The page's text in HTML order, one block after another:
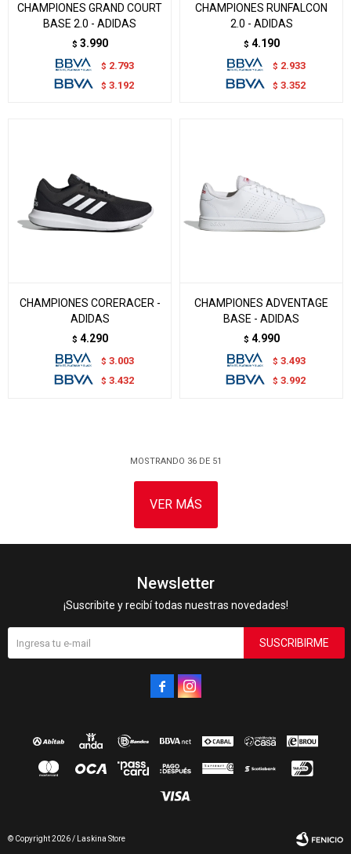
CHAMPIONES GRAND COURT
BASE 2.0 - ADIDAS
$ 3.990
$ 2.793
$ 3.192
CHAMPIONES RUNFALCON
2.0 - ADIDAS
$ 4.190
$ 2.933
$ 3.352
CHAMPIONES CORERACER -
ADIDAS
$ 4.290
$ 3.003
$ 3.432
CHAMPIONES ADVENTAGE
BASE - ADIDAS
$ 4.990
$ 3.493
$ 3.992
MOSTRANDO 36DE 51
VER MÁS
Newsletter
¡Suscribite y recibí todas nuestras novedades!
SUSCRIBIRME
 
© Copyright 2026 / Laskina Store